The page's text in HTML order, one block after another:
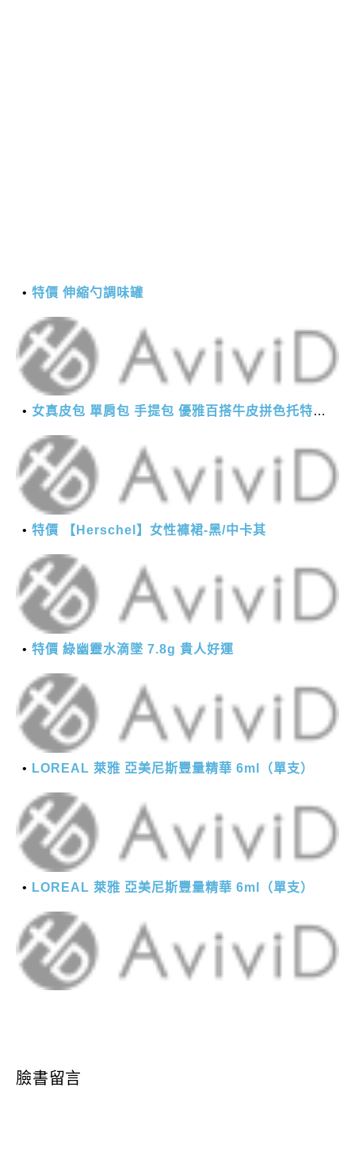
特價 伸縮勺調味罐
女真皮包 單肩包 手提包 優雅百搭牛皮拼色托特包(6色)【XWL780163】＊艾美時尚(現+預)
特價 【Herschel】女性褲裙-黑/中卡其
特價 綠幽靈水滴墜 7.8g 貴人好運
LOREAL 萊雅 亞美尼斯豐量精華 6ml（單支）
LOREAL 萊雅 亞美尼斯豐量精華 6ml（單支）
臉書留言